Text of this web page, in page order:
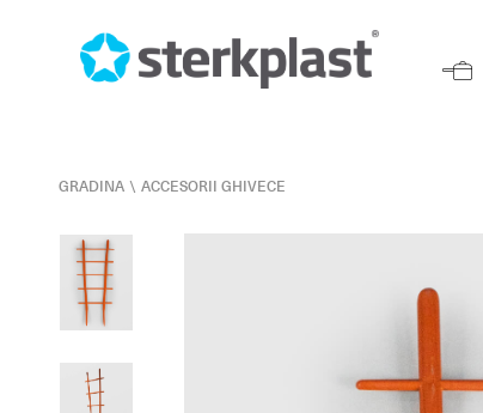
GRADINA \ ACCESORII GHIVECE